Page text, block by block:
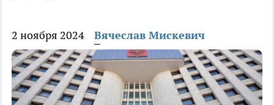
2 ноября 2024 Вячеслав Мискевич